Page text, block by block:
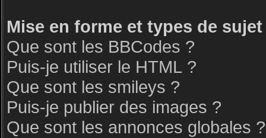
Mise en forme et types de sujet
Que sont les BBCodes ?
Puis-je utiliser le HTML ?
Que sont les smileys ?
Puis-je publier des images ?
Que sont les annonces globales ?